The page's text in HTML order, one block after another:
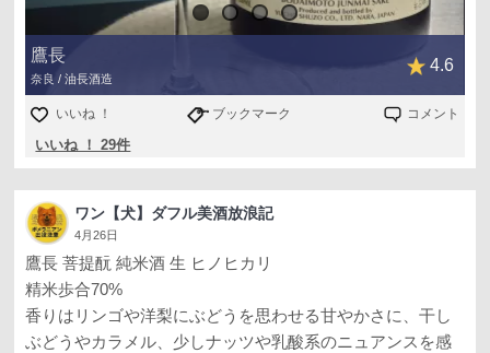
ビワとモッツァレラのサラダ→どちらもお互い邪魔をせず
エンドレス。
鷹長
奈良 / 油長酒造
4.6
いいね ！ ブックマーク コメント
いいね ！ 29件
ワン【犬】ダフル美酒放浪記
4月26日
鷹長 菩提酛 純米酒 生 ヒノヒカリ
精米歩合70%
香りはリンゴや洋梨にぶどうを思わせる甘やかさに、干し
ぶどうやカラメル、少しナッツや乳酸系のニュアンスを感